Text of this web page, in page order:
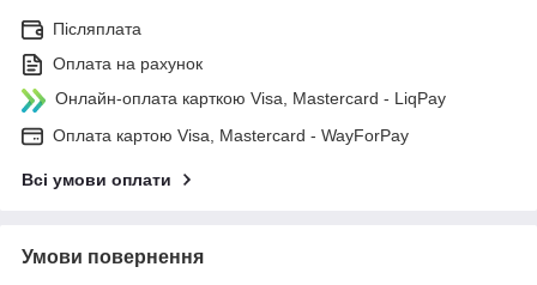
Післяплата
Оплата на рахунок
Онлайн-оплата карткою Visa, Mastercard - LiqPay
Оплата картою Visa, Mastercard - WayForPay
Всі умови оплати
Умови повернення